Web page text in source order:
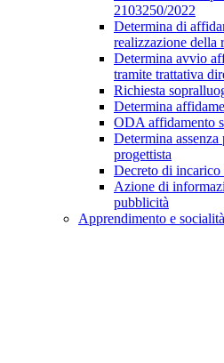
2103250/2022
Determina di
realizzazione della
Determina avvio
tramite trattativa
Richiesta
Determina
ODA affidamento
Determina
progettista
Decreto di
Azione di
pubblicità
Apprendimento e